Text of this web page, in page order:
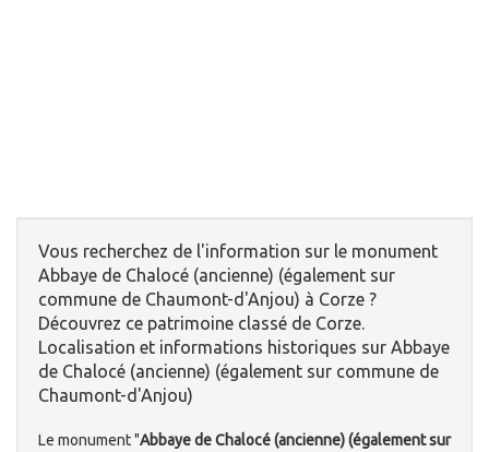
Vous recherchez de l'information sur le monument
Abbaye de Chalocé (ancienne) (également sur
commune de Chaumont-d'Anjou) à Corze ?
Découvrez ce patrimoine classé de Corze.
Localisation et informations historiques sur Abbaye
de Chalocé (ancienne) (également sur commune de
Chaumont-d'Anjou)
Le monument "Abbaye de Chalocé (ancienne) (également sur